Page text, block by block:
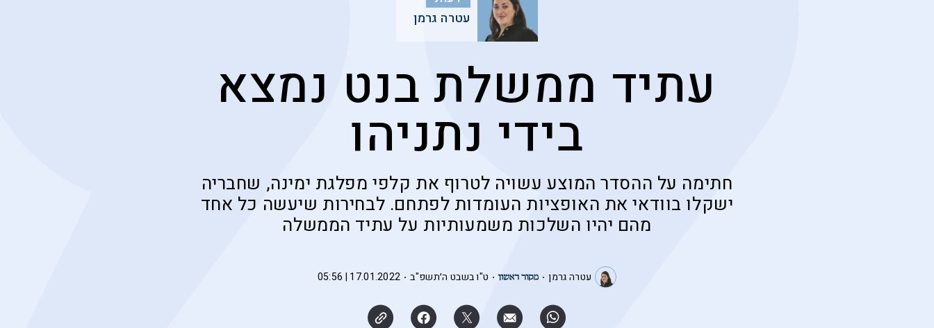
עטרה גרמן
עתיד ממשלת בנט נמצא
בידי נתניהו
חתימה על ההסדר המוצע עשויה לטרוף את קלפי מפלגת ימינה, שחבריה
ישקלו בוודאי את האופציות העומדות לפתחם. לבחירות שיעשה כל אחד
מהם יהיו השלכות משמעותיות על עתיד הממשלה
עטרה גרמן ט"ו בשבט ה׳תשפ"ב 17.01.2022 | 05:56